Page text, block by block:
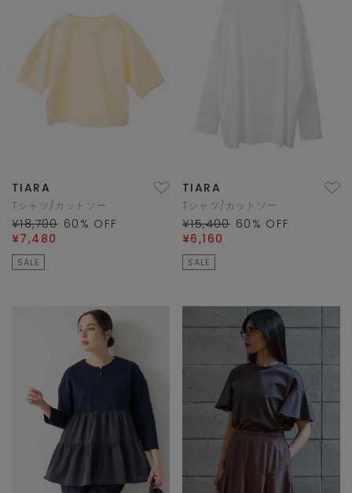
TIARA
Tシャツ/カットソー
¥18,700 60 % OFF
¥7,480
SALE
TIARA
Tシャツ/カットソー
¥15,400 60 % OFF
¥6,160
SALE